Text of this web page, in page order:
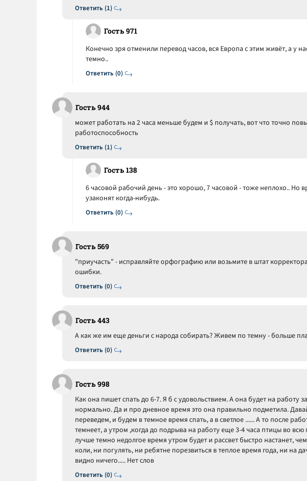
Ответить (1)
Гость 971
Ответить (0)
Конечно зря отменили перевод часов, вся Европа с этим живёт, а у
темно..
Гость 944
Ответить (1)
может работать на 2 часа меньше будем и $ получать, вот что точно
работоспособность
Гость 138
Ответить (0)
6 часовой рабочий день - это хорошо, 7 часовой - тоже неплохо.. Но
узаконят когда-нибудь.
Гость 569
Ответить (0)
"приучасть" - исправляйте орфографию или возьмите в штат
ошибки.
Гость 443
Ответить (0)
А как же им еще деньги с народа собирать? Живем по темну - больше
Гость 998
Ответить (0)
Как она пишет спать до 6-7. Я б с удовольствием. А она будет на работу
нормально. Да и про дневное время это она правильно подметила.
переведем, и будем в темное время спать, а в светлое ...... А то после
темнеет, а утром ,когда до подрыва на работу еще 3-4 часа птицы во
лучше темно недолгое время утром будет и рассвет быстро настанет,
коли, ни погулять, ни ребятне порезвиться в теплое время года, ни на
видно ничего..... Нет слов